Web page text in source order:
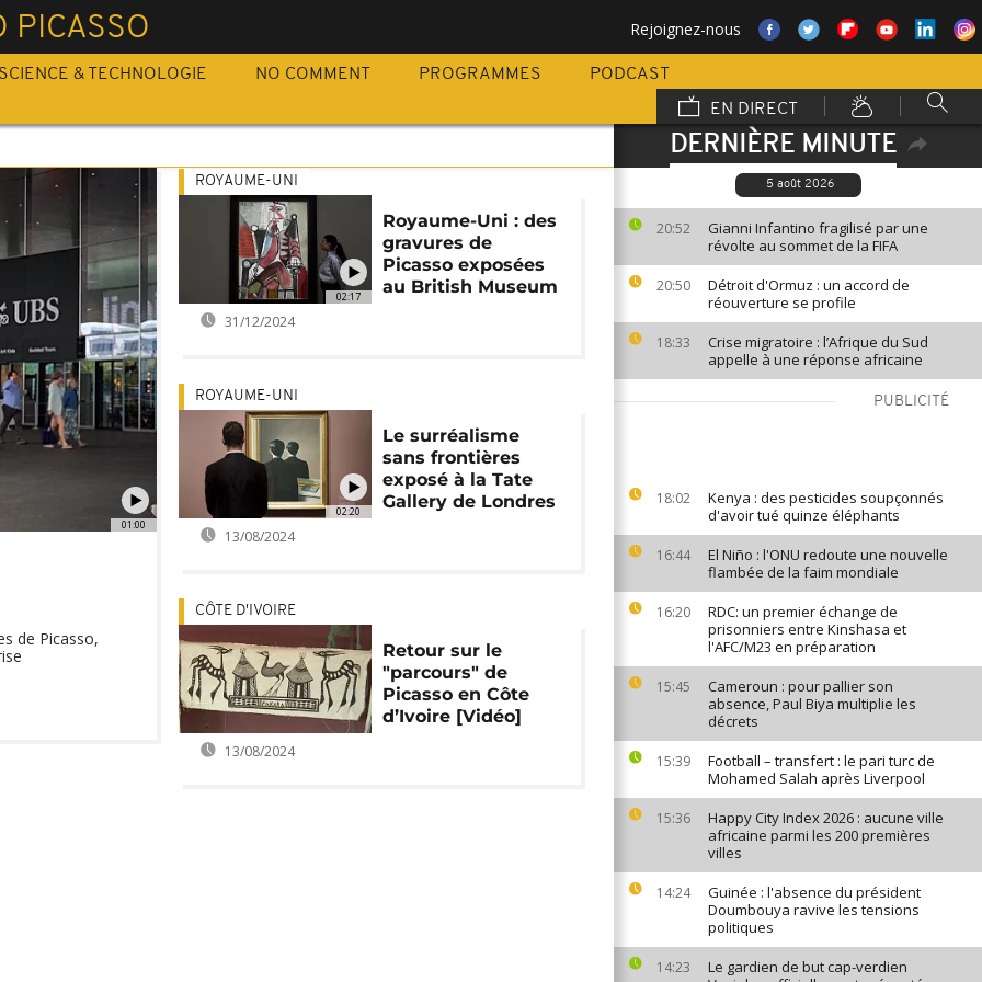
PICASSO Rejoignez-nous
SCIENCE & TECHNOLOGIE NO COMMENT PROGRAMMES
PODCAST
EN DIRECT
DERNIÈRE MINUTE
5 août 2026
20:52
Gianni Infantino fragilisé par une
révolte au sommet de la FIFA
20:50
Détroit d'Ormuz : un accord de
réouverture se profile
18:33
Crise migratoire : l’Afrique du Sud
appelle à une réponse africaine
PUBLICITÉ
18:02
Kenya : des pesticides soupçonnés
d'avoir tué quinze éléphants
16:44
El Niño : l'ONU redoute une nouvelle
flambée de la faim mondiale
16:20
RDC: un premier échange de
prisonniers entre Kinshasa et
l'AFC/M23 en préparation
15:45
Cameroun : pour pallier son
absence, Paul Biya multiplie les
décrets
15:39
Football – transfert : le pari turc de
Mohamed Salah après Liverpool
15:36
Happy City Index 2026 : aucune ville
africaine parmi les 200 premières
villes
14:24
Guinée : l'absence du président
Doumbouya ravive les tensions
politiques
14:23
Le gardien de but cap-verdien
01:00
de Picasso,
02:17
ROYAUME-UNI
Royaume-Uni : des
gravures de
Picasso exposées
au British Museum
31/12/2024
02:20
ROYAUME-UNI
Le surréalisme
sans frontières
exposé à la Tate
Gallery de Londres
13/08/2024
CÔTE D'IVOIRE
Retour sur le
"parcours" de
Picasso en Côte
d’Ivoire [Vidéo]
13/08/2024